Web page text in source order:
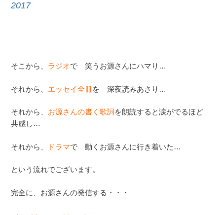
2017
そこから、 ラジオで 笑うお源さんにハマり…
それから、 エッセイ全冊を 深夜読みあさり…
それから、 お源さんの書く歌詞を朗読すると涙がでるほど
共感し…
それから、 ドラマで 動くお源さんに行き着いた…
という流れでございます。
完全に、お源さんの発信する・・・